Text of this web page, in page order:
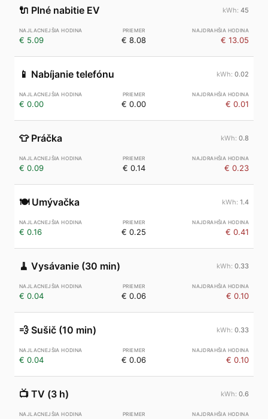
🔌 Plné nabitie EV 45
€ 5.09 € 8.08 € 13.05
📱 Nabíjanie telefónu 0.02
€ 0.00 € 0.00 € 0.01
👕 Práčka 0.8
€ 0.09 € 0.14 € 0.23
🍽️ Umývačka 1.4
€ 0.16 € 0.25 € 0.41
🧹 Vysávanie (30 min) 0.33
€ 0.04 € 0.06 € 0.10
💨 Sušič (10 min) 0.33
€ 0.04 € 0.06 € 0.10
📺 TV (3 h) 0.6